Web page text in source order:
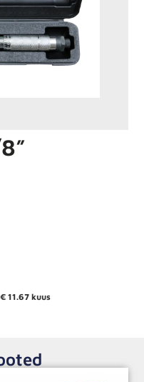
€ 11.67 kuus